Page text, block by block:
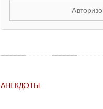
АНЕКДОТЫ